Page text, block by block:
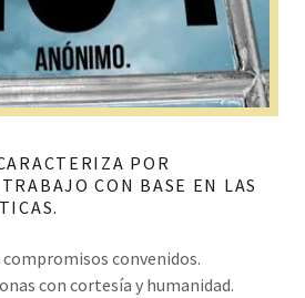
POR
CON BASE EN LAS
convenidos.
con cortesía y humanidad.